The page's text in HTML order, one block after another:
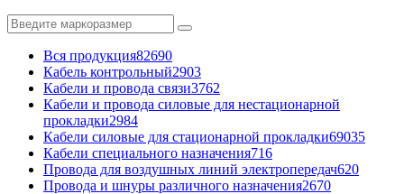
Вся продукция82690
Кабель контрольный2903
Кабели и провода связи3762
Кабели и провода силовые для нестационарной
прокладки2984
Кабели силовые для стационарной прокладки69035
Кабели специального назначения716
Провода для воздушных линий электропередач620
Провода и шнуры различного назначения2670